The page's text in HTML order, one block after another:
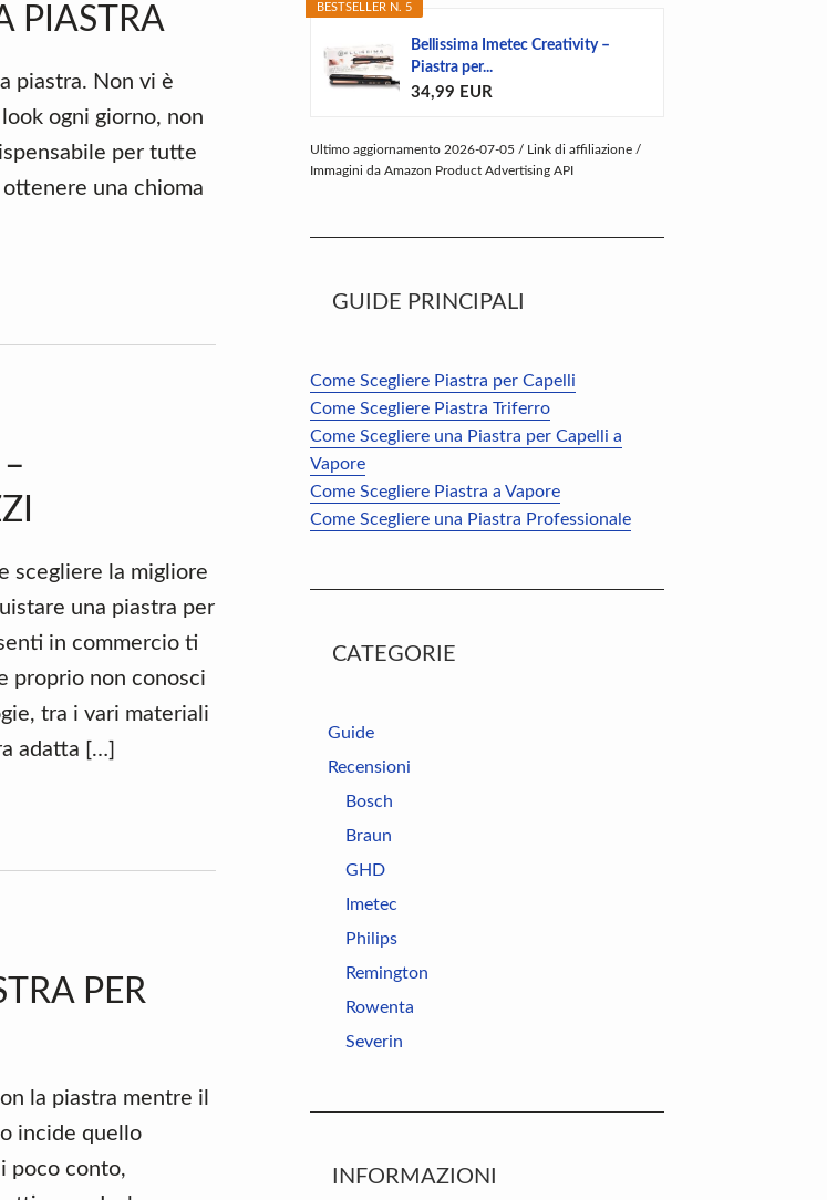
PIASTRA
piastra. Non vi è
ogni giorno, non
per tutte
una chioma
scegliere la migliore
una piastra per
in commercio ti
proprio non conosci
tra i vari materiali
adatta […]
PER
la piastra mentre il
incide quello
poco conto,
BESTSELLER N. 5
Bellissima Imetec Creativity –
Piastra per...
34,99 EUR
Ultimo aggiornamento 2026-07-05 / Link di affiliazione /
Immagini da Amazon Product Advertising API
GUIDE PRINCIPALI
Come Scegliere Piastra per Capelli
Come Scegliere Piastra Triferro
Come Scegliere una Piastra per Capelli a
Vapore
Come Scegliere Piastra a Vapore
Come Scegliere una Piastra Professionale
CATEGORIE
Guide
Recensioni
Bosch
Braun
GHD
Imetec
Philips
Remington
Rowenta
Severin
INFORMAZIONI